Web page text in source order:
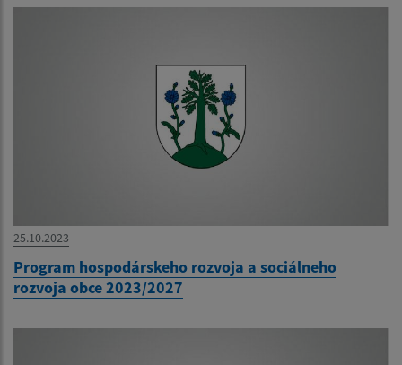
25.10.2023
Program hospodárskeho rozvoja a sociálneho
rozvoja obce 2023/2027